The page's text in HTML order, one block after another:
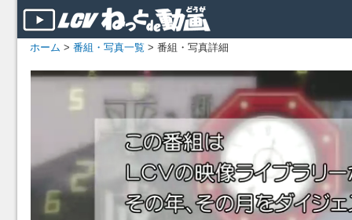
ホーム > 番組・写真一覧 > 番組・写真詳細